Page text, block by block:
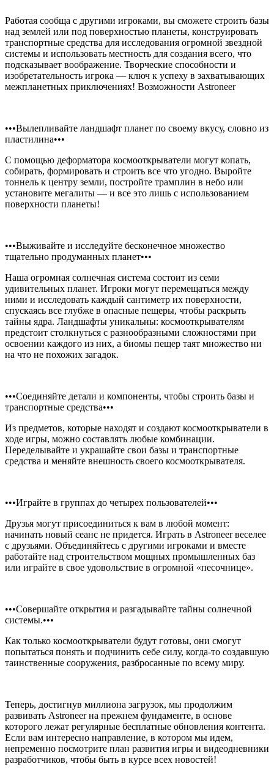
Работая сообща с другими игроками, вы сможете строить базы
над землей или под поверхностью планеты, конструировать
транспортные средства для исследования огромной звездной
системы и использовать местность для создания всего, что
подсказывает воображение. Творческие способности и
изобретательность игрока — ключ к успеху в захватывающих
межпланетных приключениях! Возможности Astroneer
•••Вылепливайте ландшафт планет по своему вкусу, словно из
пластилина•••
С помощью деформатора космооткрыватели могут копать,
собирать, формировать и строить все что угодно. Выройте
тоннель к центру земли, постройте трамплин в небо или
установите мегалиты — и все это лишь с использованием
поверхности планеты!
•••Выживайте и исследуйте бесконечное множество
тщательно продуманных планет•••
Наша огромная солнечная система состоит из семи
удивительных планет. Игроки могут перемещаться между
ними и исследовать каждый сантиметр их поверхности,
спускаясь все глубже в опасные пещеры, чтобы раскрыть
тайны ядра. Ландшафты уникальны: космооткрывателям
предстоит столкнуться с разнообразными сложностями при
освоении каждого из них, а биомы пещер таят множество ни
на что не похожих загадок.
•••Соединяйте детали и компоненты, чтобы строить базы и
транспортные средства•••
Из предметов, которые находят и создают космооткрыватели в
ходе игры, можно составлять любые комбинации.
Переделывайте и украшайте свои базы и транспортные
средства и меняйте внешность своего космооткрывателя.
•••Играйте в группах до четырех пользователей•••
Друзья могут присоединиться к вам в любой момент:
начинать новый сеанс не придется. Играть в Astroneer веселее
с друзьями. Объединяйтесь с другими игроками и вместе
работайте над строительством мощных промышленных баз
или играйте в свое удовольствие в огромной «песочнице».
•••Совершайте открытия и разгадывайте тайны солнечной
системы.•••
Как только космооткрыватели будут готовы, они смогут
попытаться понять и подчинить себе силу, когда-то создавшую
таинственные сооружения, разбросанные по всему миру.
Теперь, достигнув миллиона загрузок, мы продолжим
развивать Astroneer на прежнем фундаменте, в основе
которого лежат регулярные бесплатные обновления контента.
Если вам интересно направление, в котором мы идем,
непременно посмотрите план развития игры и видеодневники
разработчиков, чтобы быть в курсе всех новостей!